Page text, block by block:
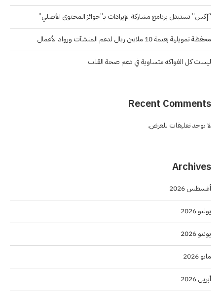
“إكس” تستبدل برنامج مشاركة الإيرادات بـ”جوائز المحتوى الأصلي”
محفظة تمويلية بقيمة 10 ملايين ريال لدعم المنشآت ورواد الأعمال
ليست كل الفواكه متساوية في دعم صحة القلب
Recent Comments
لا توجد تعليقات للعرض.
Archives
أغسطس 2026
يوليو 2026
يونيو 2026
مايو 2026
أبريل 2026